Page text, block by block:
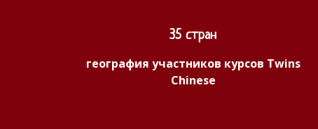
35 стран
география участников курсов Twins
Chinese